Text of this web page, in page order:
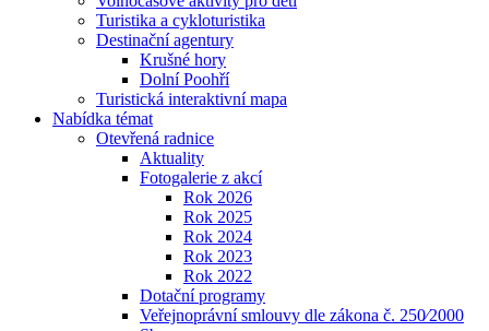
Turistika a cykloturistika
Destinační agentury
Krušné hory
Dolní Poohří
Turistická interaktivní mapa
Nabídka témat
Otevřená radnice
Aktuality
Fotogalerie z akcí
Rok 2026
Rok 2025
Rok 2024
Rok 2023
Rok 2022
Dotační programy
Veřejnoprávní smlouvy dle zákona č. 250⁄2000